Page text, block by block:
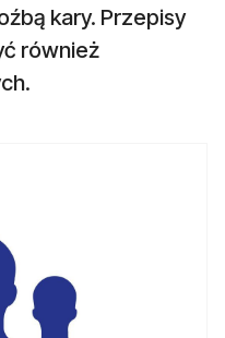
kary. Przepisy
również